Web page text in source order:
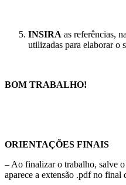
INSIRA as referências,
utilizadas para elaborar o
BOM TRABALHO!
ORIENTAÇÕES FINAIS
– Ao finalizar o trabalho, salve
aparece a extensão .pdf no final